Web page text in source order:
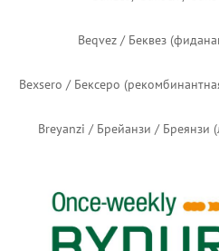
Beqvez / Беквез